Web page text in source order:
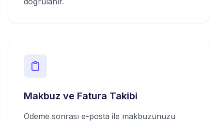
Makbuz ve Fatura Takibi
Ödeme sonrası e-posta ile makbuzunuzu